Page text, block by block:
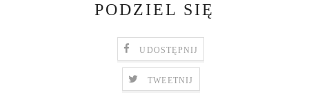
PODZIEL SIĘ
UDOSTĘPNIJ
TWEETNIJ